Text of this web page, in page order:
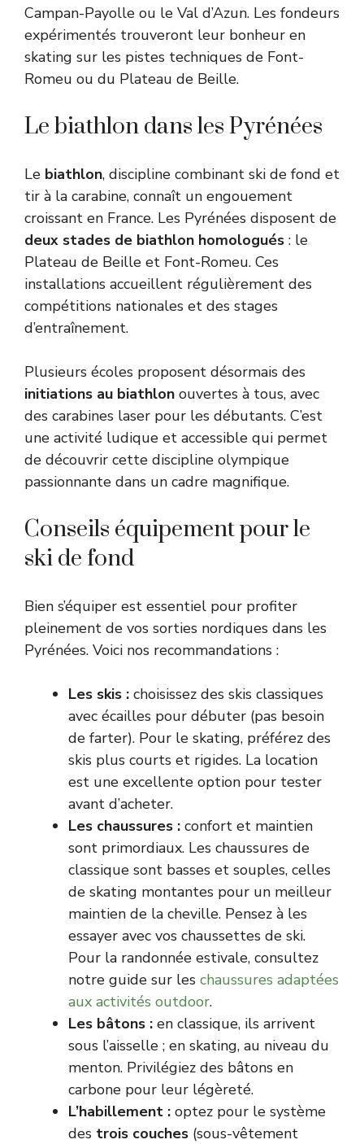
Campan-Payolle ou le Val d’Azun. Les fondeurs
expérimentés trouveront leur bonheur en
skating sur les pistes techniques de Font-
Romeu ou du Plateau de Beille.
Le biathlon dans les Pyrénées
Le biathlon, discipline combinant ski de fond et
tir à la carabine, connaît un engouement
croissant en France. Les Pyrénées disposent de
deux stades de biathlon homologués : le
Plateau de Beille et Font-Romeu. Ces
installations accueillent régulièrement des
compétitions nationales et des stages
d’entraînement.
Plusieurs écoles proposent désormais des
initiations au biathlon ouvertes à tous, avec
des carabines laser pour les débutants. C’est
une activité ludique et accessible qui permet
de découvrir cette discipline olympique
passionnante dans un cadre magnifique.
Conseils équipement pour le
ski de fond
Bien s’équiper est essentiel pour profiter
pleinement de vos sorties nordiques dans les
Pyrénées. Voici nos recommandations :
Les skis : choisissez des skis classiques
avec écailles pour débuter (pas besoin
de farter). Pour le skating, préférez des
skis plus courts et rigides. La location
est une excellente option pour tester
avant d’acheter.
Les chaussures : confort et maintien
sont primordiaux. Les chaussures de
classique sont basses et souples, celles
de skating montantes pour un meilleur
maintien de la cheville. Pensez à les
essayer avec vos chaussettes de ski.
Pour la randonnée estivale, consultez
notre guide sur les chaussures adaptées
aux activités outdoor.
Les bâtons : en classique, ils arrivent
sous l’aisselle ; en skating, au niveau du
menton. Privilégiez des bâtons en
carbone pour leur légèreté.
L’habillement : optez pour le système
des trois couches (sous-vêtement